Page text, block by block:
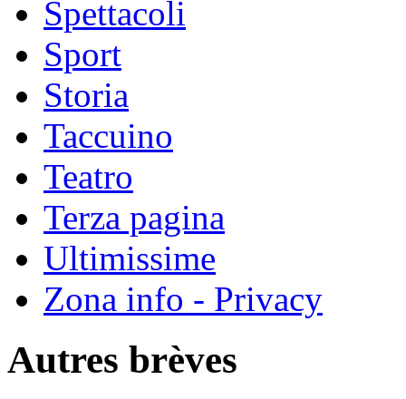
Spettacoli
Sport
Storia
Taccuino
Teatro
Terza pagina
Ultimissime
Zona info - Privacy
Autres brèves